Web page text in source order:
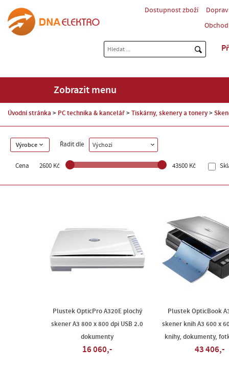
Dostupnost zboží
Zobrazit menu
Úvodní stránka PC technika & kancelář Tiskárny, skenery a tonery
Výrobce Řadit dle Výchozí
Cena 2600 Kč 43500 Kč
Plustek OpticPro A320E plochý
skener A3 800 x 800 dpi USB 2.0
dokumenty
16 060,-
Plustek OpticBook
skener knih A3 600 x
knihy, dokumenty,
43 406,-